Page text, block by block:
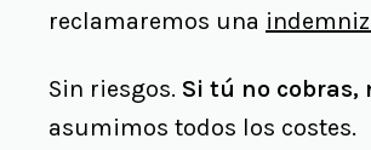
reclamaremos una
Sin riesgos. Si tú no cobras,
asumimos todos los costes.